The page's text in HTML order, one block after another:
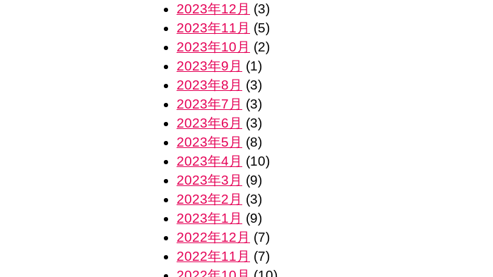
2023年12月 (3)
2023年11月 (5)
2023年10月 (2)
2023年9月 (1)
2023年8月 (3)
2023年7月 (3)
2023年6月 (3)
2023年5月 (8)
2023年4月 (10)
2023年3月 (9)
2023年2月 (3)
2023年1月 (9)
2022年12月 (7)
2022年11月 (7)